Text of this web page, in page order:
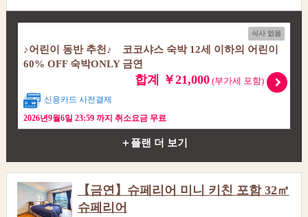
식사 없음
♪어린이 동반 추천♪ 코코샤스 숙박 12세 이하의 어린이
60% OFF 숙박ONLY 금연
합계 ￥21,000(부가세 포함)
신용카드 사전결제
2026년9월6일 23:59 까지 취소요금 무료
＋플랜 더 보기
【금연】슈페리어 미니 키친 포함 32㎡
슈페리어